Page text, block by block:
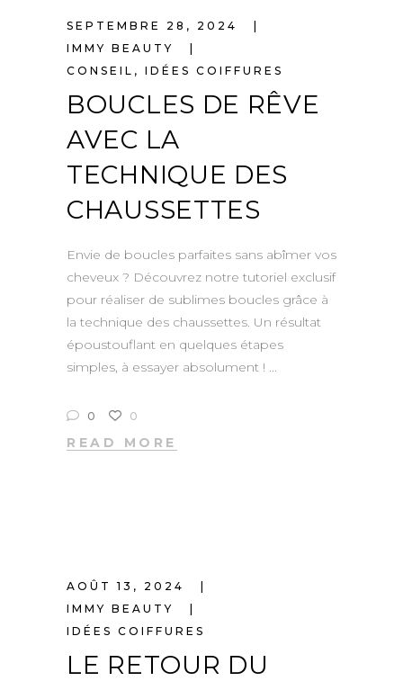
SEPTEMBRE 28, 2024
IMMY BEAUTY
CONSEIL , IDÉES COIFFURES
BOUCLES DE RÊVE
AVEC LA
TECHNIQUE DES
CHAUSSETTES
Envie de boucles parfaites sans abîmer vos
cheveux ? Découvrez notre tutoriel exclusif
pour réaliser de sublimes boucles grâce à
la technique des chaussettes. Un résultat
époustouflant en quelques étapes
simples, à essayer absolument !
0 0
READ MORE
AOÛT 13, 2024
IMMY BEAUTY
IDÉES COIFFURES
LE RETOUR DU